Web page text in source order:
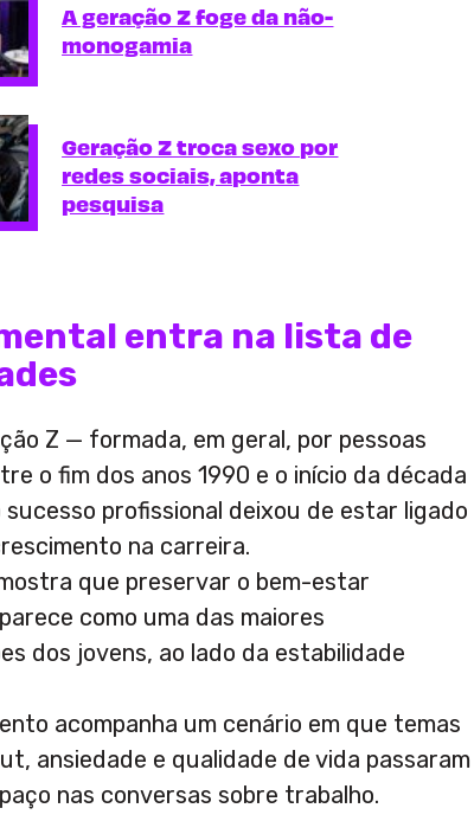
A geração Z foge da não-
monogamia
Geração Z troca sexo por
redes sociais, aponta
pesquisa
entra na lista de
Z — formada, em geral, por pessoas
o fim dos anos 1990 e o início da década
sucesso profissional deixou de estar ligado
na carreira.
que preservar o bem-estar
como uma das maiores
dos jovens, ao lado da estabilidade
acompanha um cenário em que temas
ansiedade e qualidade de vida passaram
nas conversas sobre trabalho.